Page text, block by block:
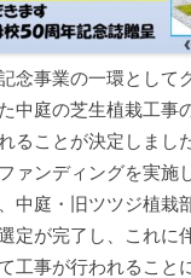
念事業の一環として
中庭の芝生植栽工事
ることが決定しました
ァンディングを実施
中庭・旧ツツジ植栽
定が完了し、これに
工事が行われること